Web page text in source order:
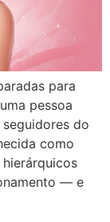
para
pessoa
do
como
— e